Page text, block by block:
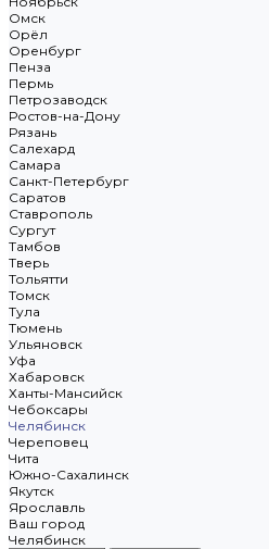
Омск
Орёл
Оренбург
Пенза
Пермь
Петрозаводск
Ростов-на-Дону
Рязань
Салехард
Самара
Санкт-Петербург
Саратов
Ставрополь
Сургут
Тамбов
Тверь
Тольятти
Томск
Тула
Тюмень
Ульяновск
Уфа
Хабаровск
Ханты-Мансийск
Чебоксары
Челябинск
Череповец
Чита
Южно-Сахалинск
Якутск
Ярославль
Ваш город
Челябинск